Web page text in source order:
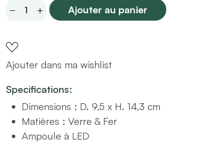
Ampoule
14cm
Ambre
Ajouter au panier
Ajouter dans ma wishlist
Specifications:
Dimensions : D. 9,5 x H. 14,3 cm
Matières : Verre & Fer
Ampoule à LED